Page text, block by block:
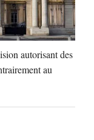
autorisant des
au